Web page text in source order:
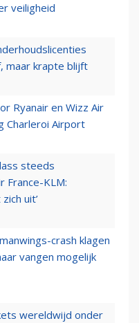
veiligheid
maar krapte blijft
Ryanair en Wizz Air
Charleroi Airport
steeds
France-KLM:
uit’
crash klagen
vangen mogelijk
wereldwijd onder